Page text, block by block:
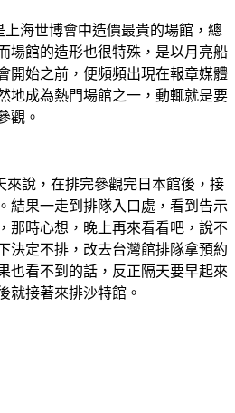
海世博會中造價最貴的場館，總
場館的造形也很特殊，是以月亮船
開始之前，便頻頻出現在報章媒體
地成為熱門場館之一，動輒就是要
觀。
來說，在排完參觀完日本館後，接
結果一走到排隊入口處，看到告示
那時心想，晚上再來看看吧，說不
決定不排，改去台灣館排隊拿預約
也看不到的話，反正隔天要早起來
就接著來排沙特館。